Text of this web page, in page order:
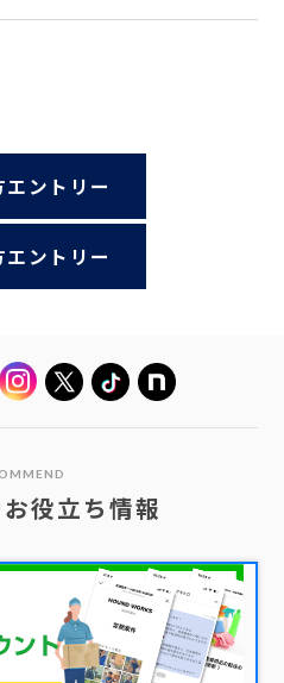
ントリー
ントリー
役立ち情報